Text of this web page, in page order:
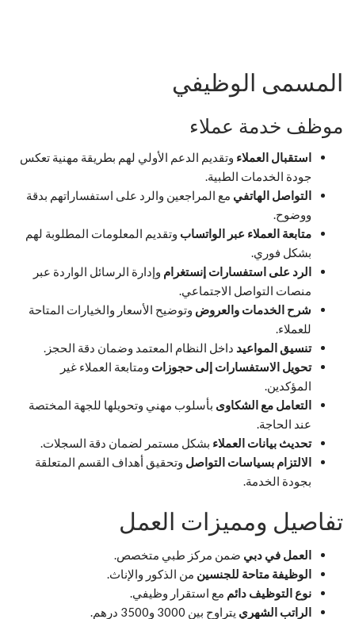
المسمى الوظيفي
موظف خدمة عملاء
استقبال العملاء وتقديم الدعم الأولي لهم بطريقة مهنية تعكس
جودة الخدمات الطبية.
التواصل الهاتفي مع المراجعين والرد على استفساراتهم بدقة
ووضوح.
متابعة العملاء عبر الواتساب وتقديم المعلومات المطلوبة لهم
بشكل فوري.
الرد على استفسارات إنستغرام وإدارة الرسائل الواردة عبر
منصات التواصل الاجتماعي.
شرح الخدمات والعروض وتوضيح الأسعار والخيارات المتاحة
للعملاء.
تنسيق المواعيد داخل النظام المعتمد وضمان دقة الحجز.
تحويل الاستفسارات إلى حجوزات ومتابعة العملاء غير
المؤكدين.
التعامل مع الشكاوى بأسلوب مهني وتحويلها للجهة المختصة
عند الحاجة.
تحديث بيانات العملاء بشكل مستمر لضمان دقة السجلات.
الالتزام بسياسات التواصل وتحقيق أهداف القسم المتعلقة
بجودة الخدمة.
تفاصيل ومميزات العمل
العمل في دبي ضمن مركز طبي متخصص.
الوظيفة متاحة للجنسين من الذكور والإناث.
نوع التوظيف دائم مع استقرار وظيفي.
الراتب الشهري يتراوح بين 3000 و3500 درهم.